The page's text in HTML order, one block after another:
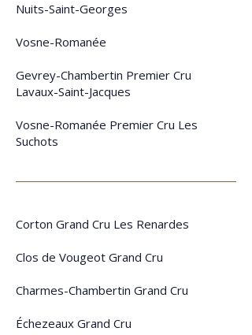
Nuits-Saint-Georges
Vosne-Romanée
Gevrey-Chambertin Premier Cru
Lavaux-Saint-Jacques
Vosne-Romanée Premier Cru Les
Suchots
Corton Grand Cru Les Renardes
Clos de Vougeot Grand Cru
Charmes-Chambertin Grand Cru
Échezeaux Grand Cru